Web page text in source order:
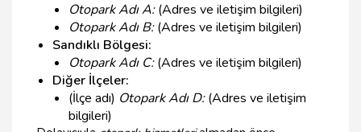
Otopark Adı A:(Adres ve iletişim bilgileri)
Otopark Adı B:(Adres ve iletişim bilgileri)
Sandıklı Bölgesi:
Otopark Adı C:(Adres ve iletişim bilgileri)
Diğer İlçeler:
(İlçe adı) Otopark Adı D:(Adres ve iletişim
bilgileri)